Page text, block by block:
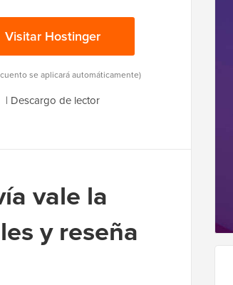
Visitar Hostinger
se aplicará automáticamente)
| Descargo de lector
vale la
y reseña